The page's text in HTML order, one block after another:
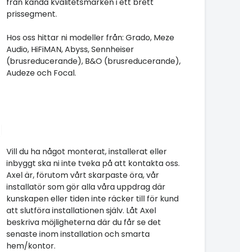
prissegment.
Hos oss hittar ni modeller från: Grado, Meze
Audio, HiFiMAN, Abyss, Sennheiser
(brusreducerande), B&O (brusreducerande),
Audeze och Focal.
Vill du ha något monterat, installerat eller
inbyggt ska ni inte tveka på att kontakta oss.
Axel är, förutom vårt skarpaste öra, vår
installatör som gör alla våra uppdrag där
kunskapen eller tiden inte räcker till för kund
att slutföra installationen själv. Låt Axel
beskriva möjligheterna där du får se det
senaste inom installation och smarta
hem/kontor.